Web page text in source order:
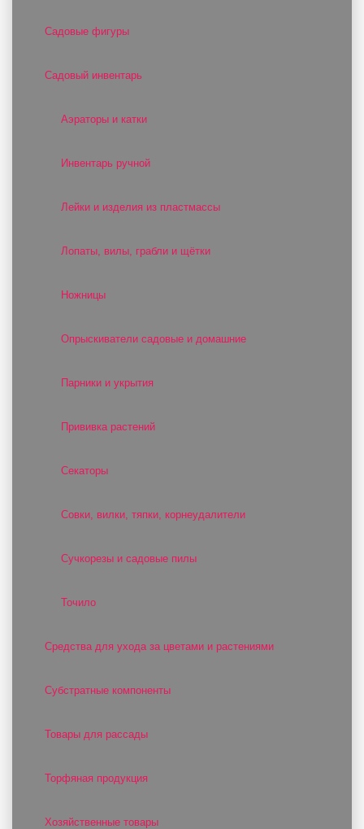
Садовые фигуры
Садовый инвентарь
Аэраторы и катки
Инвентарь ручной
Лейки и изделия из пластмассы
Лопаты, вилы, грабли и щётки
Ножницы
Опрыскиватели садовые и домашние
Парники и укрытия
Прививка растений
Секаторы
Совки, вилки, тяпки, корнеудалители
Сучкорезы и садовые пилы
Точило
Средства для ухода за цветами и растениями
Субстратные компоненты
Товары для рассады
Торфяная продукция
Хозяйственные товары